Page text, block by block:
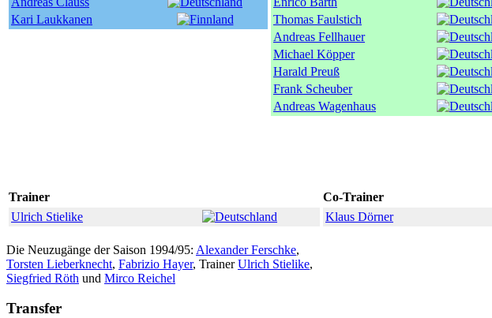
Kari Laukkanen
Thomas Faulstich
Andreas Fellhauer
Michael Köpper
Harald Preuß
Frank Scheuber
Andreas Wagenhaus
Trainer
Co-Trainer
Ulrich Stielike
Klaus Dörner
Die Neuzugänge der Saison 1994/95: Alexander Ferschke,
Torsten Lieberknecht, Fabrizio Hayer, TrainerUlrich Stielike,
Siegfried Röth und Mirco Reichel
Transfer